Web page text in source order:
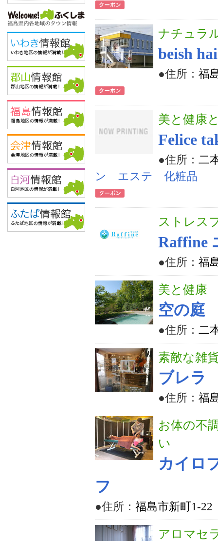
ナチュラ
beish
●住所： 福
美と健康
Felice
●住所： 二
ン エステ 化粧品
ストレス
Raffine
●住所： 福
美と健康
空の庭
●住所： 二
素敵な雑
ブレラ
●住所： 福
お体の不
い
カイロ
フ
●住所： 福島市新町1-
アロマセ